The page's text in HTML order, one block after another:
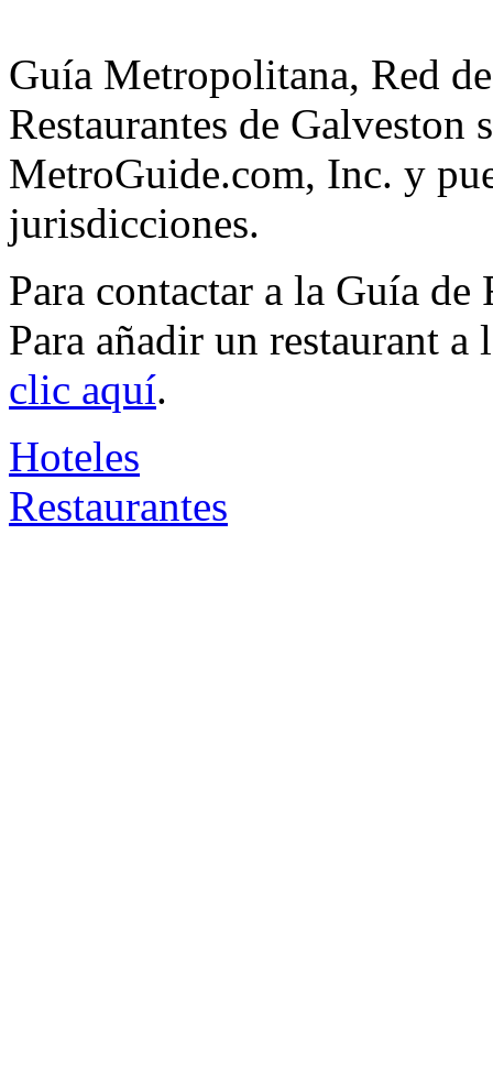
Guía Metropolitana, Red
Restaurantes de Galveston
MetroGuide.com, Inc. y
jurisdicciones.
Para contactar a la Guía de
Para añadir un restaurant
clic aquí.
Hoteles
Restaurantes